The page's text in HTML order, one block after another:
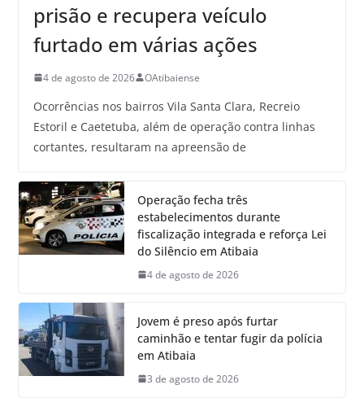
prisão e recupera veículo
furtado em várias ações
4 de agosto de 2026 OAtibaiense
Ocorrências nos bairros Vila Santa Clara, Recreio
Estoril e Caetetuba, além de operação contra linhas
cortantes, resultaram na apreensão de
Operação fecha três
estabelecimentos durante
fiscalização integrada e reforça Lei
do Silêncio em Atibaia
4 de agosto de 2026
Jovem é preso após furtar
caminhão e tentar fugir da polícia
em Atibaia
3 de agosto de 2026